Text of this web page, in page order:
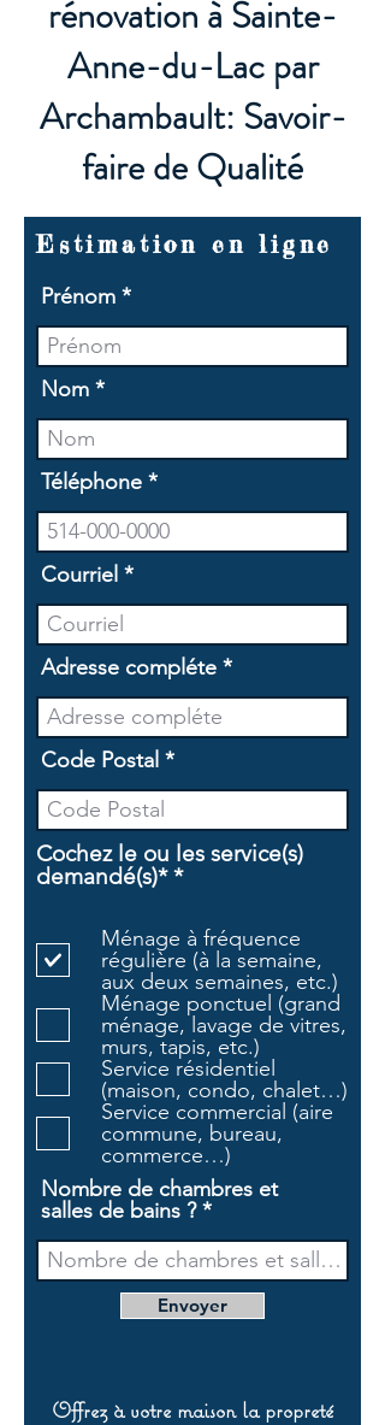
rénovation à Sainte-
Anne-du-Lac par
Archambault: Savoir-
faire de Qualité
Estimation en ligne
Prénom
Nom
Téléphone
Courriel
Adresse compléte
Code Postal
Cochez le ou les service(s)
demandé(s)* *O
g
a
t
o
i
r
e
Ménage à fréquence
régulière (à la semaine,
aux deux semaines, etc.)
Ménage ponctuel (grand
ménage, lavage de vitres,
murs, tapis, etc.)
Service résidentiel
(maison, condo, chalet…)
Service commercial (aire
commune, bureau,
commerce…)
Nombre de chambres et
salles de bains ?
Envoyer
Offrez à votre maison la propreté